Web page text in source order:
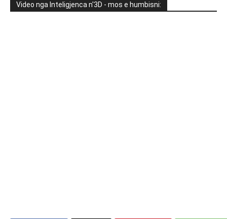
Video nga Inteligjenca n'3D - mos e humbisni: